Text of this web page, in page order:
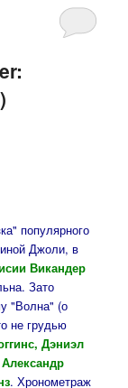
популярного
Джоли, в
Викандер
Зато
"Волна" (о
не грудью
Дэниэл
. Хронометраж